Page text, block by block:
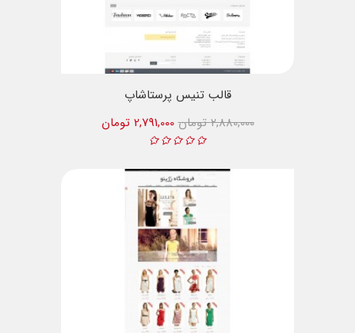
قالب تنیس پرستاشاپ
2,791,000 تومان
2,880,000 تومان